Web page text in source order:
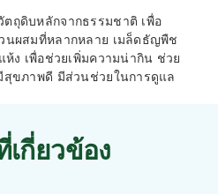
ถุดิบหลักจากธรรมชาติ เพื่อ
นผสมที่หลากหลาย เมล็ดธัญพืช
ง เพื่อช่วยเพิ่มความน่ากิน ช่วย
ขภาพดี มีส่วนช่วยในการดูแล
กี่ยวข้อง